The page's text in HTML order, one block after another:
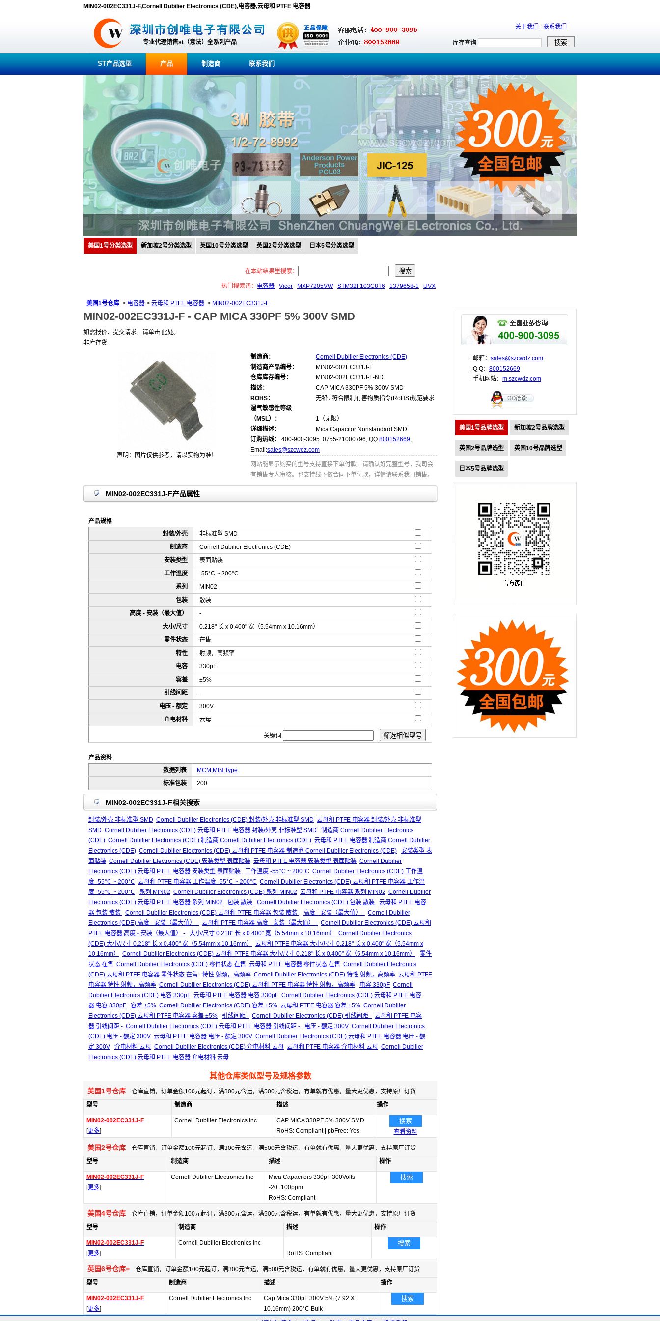
MIN02-002EC331J-F,Cornell Dubilier Electronics (CDE),电容器,云母和 PTFE 电容器
专业代理销售st（意法）全系列产品
关于我们 联系我们
库存查询
ST产品选型 产品 制造商 联系我们
美国1号分类选型 新加坡2号分类选型 英国10号分类选型 英国2号分类选型 日本5号分类选型
在本站结果里搜索：
热门搜索词： 电容器 Vicor MXP7205VW STM32F103C8T6 1379658-1 UVX
美国1号仓库 > 电容器 > 云母和 PTFE 电容器 > MIN02-002EC331J-F
MIN02-002EC331J-F - CAP MICA 330PF 5% 300V SMD
如需报价、提交请求，请单击 此处。
非库存货
声明：图片仅供参考，请以实物为准！
制造商：
Cornell Dubilier Electronics (CDE)
制造商产品编号：
MIN02-002EC331J-F
仓库库存编号：
MIN02-002EC331J-F-ND
描述：
CAP MICA 330PF 5% 300V SMD
ROHS：
无铅 / 符合限制有害物质指令(RoHS)规范要求
湿气敏感性等级
（MSL）：
1（无限）
详细描述：
Mica Capacitor Nonstandard SMD
订购热线：
400-900-3095 0755-21000796, QQ:800152669,
Email:sales@szcwdz.com
网站能显示购买的型号支持直接下单付款，请确认好完整型号，我司会
有销售专人审核。也支持线下做合同下单付款，详情请联系我司销售。
MIN02-002EC331J-F产品属性
产品规格
封装/外壳
非标准型 SMD
制造商
Cornell Dubilier Electronics (CDE)
安装类型
表面贴装
工作温度
-55°C ~ 200°C
系列
MIN02
包装
散装
高度 - 安装（最大值）
-
大小/尺寸
0.218" 长 x 0.400" 宽（5.54mm x 10.16mm）
零件状态
在售
特性
射频，高频率
电容
330pF
容差
±5%
引线间距
-
电压 - 额定
300V
介电材料
云母
关键词
产品资料
数据列表
MCM,MIN Type
标准包装
200
MIN02-002EC331J-F相关搜索
封装/外壳 非标准型 SMD Cornell Dubilier Electronics (CDE) 封装/外壳 非标准型 SMD 云母和 PTFE 电容器 封装/外壳 非标准型
SMD Cornell Dubilier Electronics (CDE) 云母和 PTFE 电容器 封装/外壳 非标准型 SMD
制造商 Cornell Dubilier Electronics
(CDE) Cornell Dubilier Electronics (CDE) 制造商 Cornell Dubilier Electronics (CDE) 云母和 PTFE 电容器 制造商 Cornell Dubilier
Electronics (CDE) Cornell Dubilier Electronics (CDE) 云母和 PTFE 电容器 制造商 Cornell Dubilier Electronics (CDE)
安装类型 表
面贴装 Cornell Dubilier Electronics (CDE) 安装类型 表面贴装 云母和 PTFE 电容器 安装类型 表面贴装 Cornell Dubilier
Electronics (CDE) 云母和 PTFE 电容器 安装类型 表面贴装
工作温度 -55°C ~ 200°C Cornell Dubilier Electronics (CDE) 工作温
度 -55°C ~ 200°C 云母和 PTFE 电容器 工作温度 -55°C ~ 200°C Cornell Dubilier Electronics (CDE) 云母和 PTFE 电容器 工作温
度 -55°C ~ 200°C
系列 MIN02 Cornell Dubilier Electronics (CDE) 系列 MIN02 云母和 PTFE 电容器 系列 MIN02 Cornell Dubilier
Electronics (CDE) 云母和 PTFE 电容器 系列 MIN02
包装 散装 Cornell Dubilier Electronics (CDE) 包装 散装
云母和 PTFE 电容
器 包装 散装
Cornell Dubilier Electronics (CDE) 云母和 PTFE 电容器 包装 散装 高度 - 安装（最大值） - Cornell Dubilier
Electronics (CDE) 高度 - 安装（最大值） - 云母和 PTFE 电容器 高度 - 安装（最大值） - Cornell Dubilier Electronics (CDE) 云母和
PTFE 电容器 高度 - 安装（最大值） -
大小/尺寸 0.218" 长 x 0.400" 宽（5.54mm x 10.16mm）
Cornell Dubilier Electronics
(CDE) 大小/尺寸 0.218" 长 x 0.400" 宽（5.54mm x 10.16mm）
云母和 PTFE 电容器 大小/尺寸 0.218" 长 x 0.400" 宽（5.54mm x
10.16mm）
Cornell Dubilier Electronics (CDE) 云母和 PTFE 电容器 大小/尺寸 0.218" 长 x 0.400" 宽（5.54mm x 10.16mm）
零件
状态 在售 Cornell Dubilier Electronics (CDE) 零件状态 在售 云母和 PTFE 电容器 零件状态 在售 Cornell Dubilier Electronics
(CDE) 云母和 PTFE 电容器 零件状态 在售
特性 射频，高频率 Cornell Dubilier Electronics (CDE) 特性 射频，高频率 云母和 PTFE
电容器 特性 射频，高频率 Cornell Dubilier Electronics (CDE) 云母和 PTFE 电容器 特性 射频，高频率 电容 330pF Cornell
Dubilier Electronics (CDE) 电容 330pF 云母和 PTFE 电容器 电容 330pF Cornell Dubilier Electronics (CDE) 云母和 PTFE 电容
器 电容 330pF
容差 ±5% Cornell Dubilier Electronics (CDE) 容差 ±5% 云母和 PTFE 电容器 容差 ±5% Cornell Dubilier
Electronics (CDE) 云母和 PTFE 电容器 容差 ±5%
引线间距 - Cornell Dubilier Electronics (CDE) 引线间距 - 云母和 PTFE 电容
器 引线间距 - Cornell Dubilier Electronics (CDE) 云母和 PTFE 电容器 引线间距 - 电压 - 额定 300V Cornell Dubilier Electronics
(CDE) 电压 - 额定 300V 云母和 PTFE 电容器 电压 - 额定 300V Cornell Dubilier Electronics (CDE) 云母和 PTFE 电容器 电压 - 额
定 300V
介电材料 云母 Cornell Dubilier Electronics (CDE) 介电材料 云母 云母和 PTFE 电容器 介电材料 云母 Cornell Dubilier
Electronics (CDE) 云母和 PTFE 电容器 介电材料 云母
其他仓库类似型号及规格参数
美国1号仓库 仓库直销，订单金额100元起订，满300元含运，满500元含税运，有单就有优惠，量大更优惠，支持原厂订货
型号
制造商 描述 操作
MIN02-002EC331J-F
[更多]
Cornell Dubilier Electronics Inc
CAP MICA 330PF 5% 300V SMD
RoHS: Compliant pbFree: Yes
搜索
查看资料
美国2号仓库 仓库直销，订单金额100元起订，满300元含运，满500元含税运，有单就有优惠，量大更优惠，支持原厂订货
型号
制造商 描述 操作
MIN02-002EC331J-F
[更多]
Cornell Dubilier Electronics Inc
Mica Capacitors 330pF 300Volts
-20+100ppm
RoHS: Compliant
搜索
美国4号仓库 仓库直销，订单金额100元起订，满300元含运，满500元含税运，有单就有优惠，量大更优惠，支持原厂订货
型号
制造商 描述 操作
MIN02-002EC331J-F
[更多]
Cornell Dubilier Electronics Inc
RoHS: Compliant
搜索
英国6号仓库= 仓库直销，订单金额100元起订，满300元含运，满500元含税运，有单就有优惠，量大更优惠，支持原厂订货
型号
制造商 描述 操作
MIN02-002EC331J-F
[更多]
Cornell Dubilier Electronics Inc
Cap Mica 330pF 300V 5% (7.92 X
10.16mm) 200°C Bulk
搜索
邮箱： sales@szcwdz.com
Q Q： 800152669
手机网站： m.szcwdz.com
美国1号品牌选型 新加坡2号品牌选型
英国2号品牌选型 英国10号品牌选型
日本5号品牌选型